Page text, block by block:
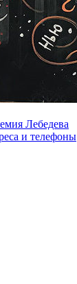
Лебедева
и телефоны